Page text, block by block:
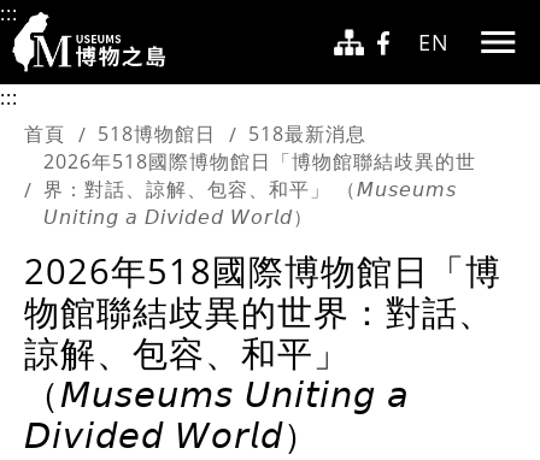
跳至主要內容
:::
EN
:::
首頁
518博物館日
518最新消息
2026年518國際博物館日「博物館聯結歧異的世
界：對話、諒解、包容、和平」 （𝘔𝘶𝘴𝘦𝘶𝘮𝘴
𝘜𝘯𝘪𝘵𝘪𝘯𝘨 𝘢 𝘋𝘪𝘷𝘪𝘥𝘦𝘥 𝘞𝘰𝘳𝘭𝘥）
2026年518國際博物館日「博
物館聯結歧異的世界：對話、
諒解、包容、和平」
（𝘔𝘶𝘴𝘦𝘶𝘮𝘴 𝘜𝘯𝘪𝘵𝘪𝘯𝘨 𝘢
𝘋𝘪𝘷𝘪𝘥𝘦𝘥 𝘞𝘰𝘳𝘭𝘥）